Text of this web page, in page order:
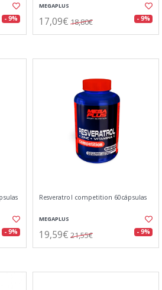
- 9%
MEGAPLUS
17,09€ 18,80€ - 9%
- 9%
Resveratrol competition 60cápsulas
MEGAPLUS
19,59€ 21,55€ - 9%